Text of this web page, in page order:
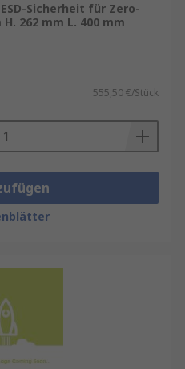
Sicherheit für Zero-
H. 262 mm L. 400 mm
555,50 €/Stück